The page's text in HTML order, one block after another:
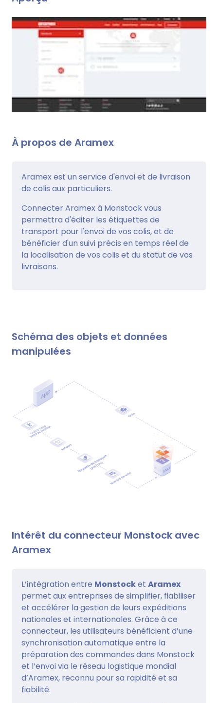
À propos de Aramex
Aramex est un service d'envoi et de livraison
de colis aux particuliers.
Connecter Aramex à Monstock vous
permettra d'éditer les étiquettes de
transport pour l'envoi de vos colis, et de
bénéficier d'un suivi précis en temps réel de
la localisation de vos colis et du statut de vos
livraisons.
Schéma des objets et données
manipulées
Intérêt du connecteur Monstock avec
Aramex
L’intégration entre Monstocket Aramex
permet aux entreprises de simplifier, fiabiliser
et accélérer la gestion de leurs expéditions
nationales et internationales. Grâce à ce
connecteur, les utilisateurs bénéficient d’une
synchronisation automatique entre la
préparation des commandes dans Monstock
et l’envoi via le réseau logistique mondial
d’Aramex, reconnu pour sa rapidité et sa
fiabilité.